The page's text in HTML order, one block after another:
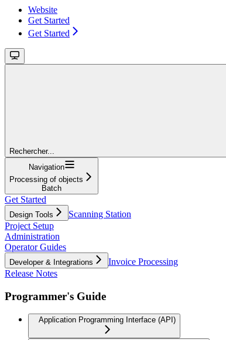
Website
Get Started
Get Started
Rechercher...
Navigation
Processing of objects
Batch
Get Started
Design Tools
Scanning Station
Project Setup
Administration
Operator Guides
Developer & Integrations
Invoice Processing
Release Notes
Programmer's Guide
Application Programming Interface (API)